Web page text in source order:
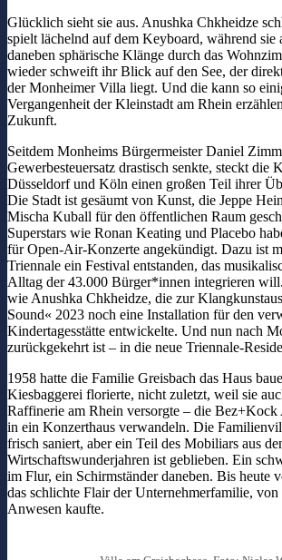
Glücklich sieht sie aus. Anushka Chkheidze
spielt lächelnd auf dem Keyboard, während sie
daneben sphärische Klänge durch das
wieder schweift ihr Blick auf den See, der
der Monheimer Villa liegt. Und die kann so
Vergangenheit der Kleinstadt am Rhein
Zukunft.
Seitdem Monheims Bürgermeister Daniel
Gewerbesteuersatz drastisch senkte, steckt die
Düsseldorf und Köln einen großen Teil ihrer
Die Stadt ist gesäumt von Kunst, die Jeppe
Mischa Kuball für den öffentlichen Raum
Superstars wie Ronan Keating und Placebo
für Open-Air-Konzerte angekündigt. Dazu ist
Triennale ein Festival entstanden, das
Alltag der 43.000 Bürger*innen integrieren
wie Anushka Chkheidze, die zur
Sound« 2023 noch eine Installation für den
Kindertagesstätte entwickelte. Und nun nach
zurückgekehrt ist – in die neue Triennale-
1958 hatte die Familie Greisbach das Haus
Kiesbaggerei florierte, nicht zuletzt, weil sie
Raffinerie am Rhein versorgte – die Bez+Kock
in ein Konzerthaus verwandeln. Die
frisch saniert, aber ein Teil des Mobiliars aus
Wirtschaftswunderjahren ist geblieben. Ein
im Flur, ein Schirmständer daneben. Bis heute
das schlichte Flair der Unternehmerfamilie, von
Anwesen kaufte.